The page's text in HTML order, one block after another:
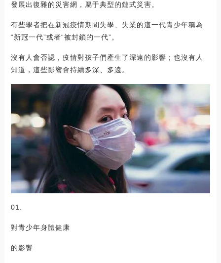
發展出復雜的災害網，屬于典型的鏈式災害。
有些學者把在新冠疫情期間失學、失業的這一代青少年稱為
“新冠一代”或者“被封鎖的一代”。
沒有人會否認，疫情對孩子們產生了深遠的影響；也沒有人
知道，這些影響會持續多深、多遠。
01.
對青少年身體健康
的影響